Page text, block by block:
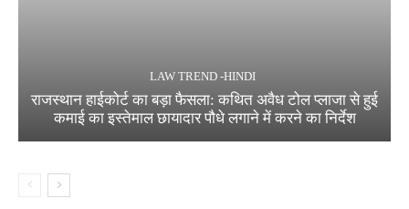
LAW TREND -HINDI
राजस्थान हाईकोर्ट का बड़ा फैसला: कथित अवैध टोल प्लाजा से हुई
कमाई का इस्तेमाल छायादार पौधे लगाने में करने का निर्देश